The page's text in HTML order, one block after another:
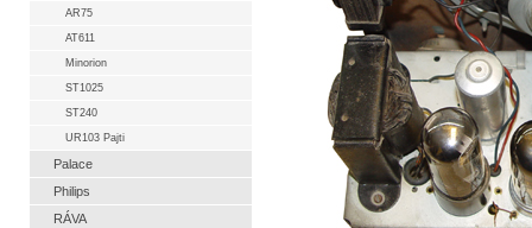
AR75
AT611
Minorion
ST1025
ST240
UR103 Pajti
Palace
Philips
RÁVA